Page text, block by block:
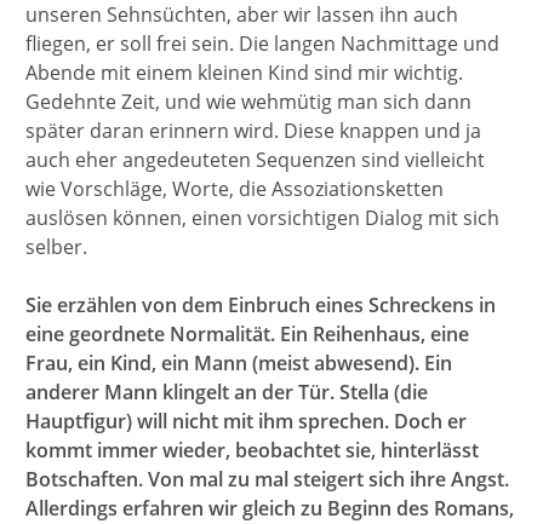
unseren Sehnsüchten, aber wir lassen ihn auch
fliegen, er soll frei sein. Die langen Nachmittage und
Abende mit einem kleinen Kind sind mir wichtig.
Gedehnte Zeit, und wie wehmütig man sich dann
später daran erinnern wird. Diese knappen und ja
auch eher angedeuteten Sequenzen sind vielleicht
wie Vorschläge, Worte, die Assoziationsketten
auslösen können, einen vorsichtigen Dialog mit sich
selber.
Sie erzählen von dem Einbruch eines Schreckens in
eine geordnete Normalität. Ein Reihenhaus, eine
Frau, ein Kind, ein Mann (meist abwesend). Ein
anderer Mann klingelt an der Tür. Stella (die
Hauptfigur) will nicht mit ihm sprechen. Doch er
kommt immer wieder, beobachtet sie, hinterlässt
Botschaften. Von mal zu mal steigert sich ihre Angst.
Allerdings erfahren wir gleich zu Beginn des Romans,